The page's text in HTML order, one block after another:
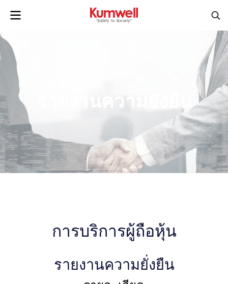
รายงานความยั่งยืน
การบริการผู้ถือหุ้น
รายงานความยั่งยืน